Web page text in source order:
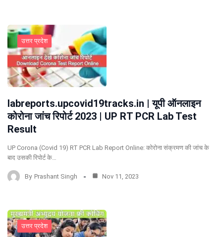
उत्तर प्रदेश
labreports.upcovid19tracks.in | यूपी ऑनलाइन
कोरोना जांच रिपोर्ट 2023 | UP RT PCR Lab Test
Result
UP Corona (Covid 19) RT PCR Lab Report Online: कोरोना संक्रमण की जांच के
बाद उसकी रिपोर्ट के…
By Prashant Singh Nov 11, 2023
उत्तर प्रदेश